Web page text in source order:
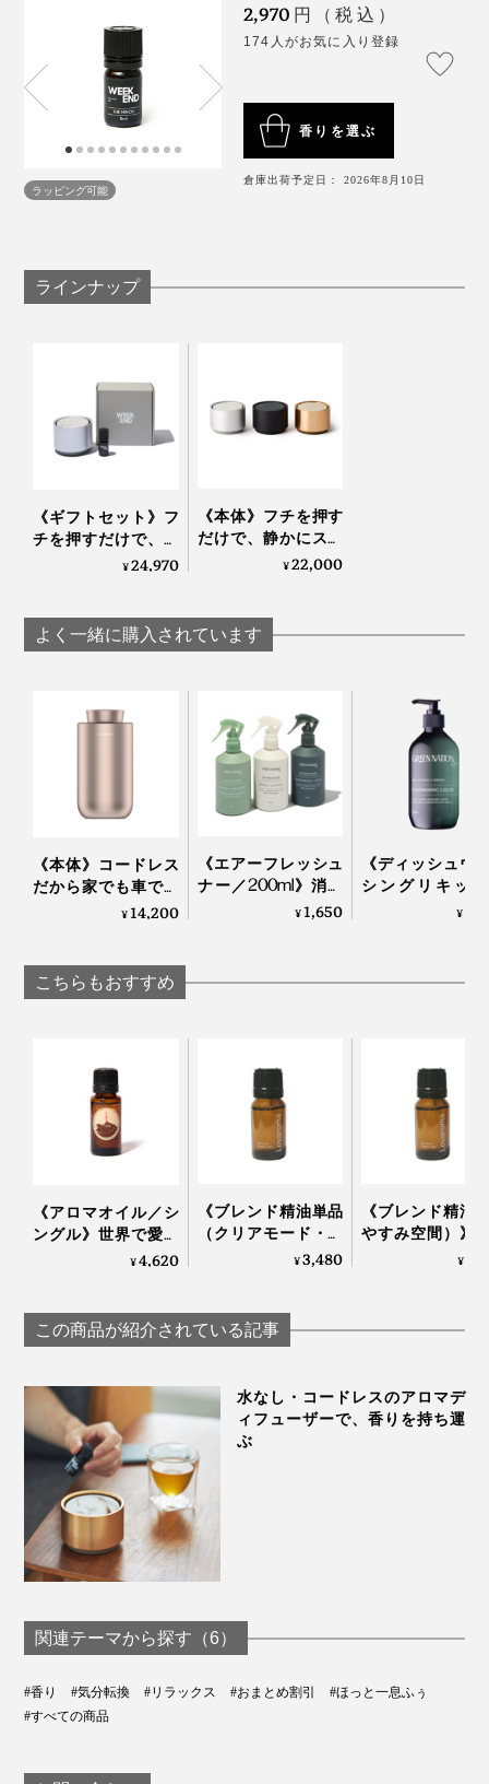
まるで、飛騨の森の中で深呼吸をしているような心地よ
さのエッセンシャルオイル。
『WEEK END』のアロマディフューザーに垂らして、
おうちで森林浴気分を味わってください。
容量：5ml
成分：ヒノキ木部・枝葉（飛騨高山産）
抽出方法：高圧水蒸気蒸留法
製造国：日本
ラッピング可能
2,970 円（税込）
174人がお気に入り登録
香りを選ぶ
倉庫出荷予定日： 2026年8月10日
ラインナップ
《ギフトセット》フ
チを押すだけで、静
かにスイッチON！
ィフューザー本体＋
エッセンシャルオイ
¥24,970
《本体》フチを押す
だけで、静かにスイ
ッチON！水なし・
ザー 2」｜WEEK
END｜AROMA
¥22,000
よく一緒に購入されています
《本体》コードレス
だから家でも車でも
使える、ネブライザ
Lovaroma
¥14,200
《エアーフレッシュ
ナー／200ml》消臭
成分配合で気になる
¥1,650
《ディッシュウ
シングリキッ
500ml》「緑の
¥
こちらもおすすめ
《アロマオイル／シ
ングル》世界で愛さ
れるタイのアロマブ
KARMAKAMET
¥4,620
《ブレンド精油単品
（クリアモード・ド
ライブ・ハーバルシ
ブレンドのエッセン
シャルオイル｜
¥3,480
《ブレンド精油
やすみ空間）》
精油100％、オ
¥
この商品が紹介されている記事
水なし・コードレスのアロマデ
ィフューザーで、香りを持ち運
ぶ
関連テーマから探す（6）
#香り #気分転換 #リラックス #おまとめ割引
#ほっと一息ふぅ
#すべての商品